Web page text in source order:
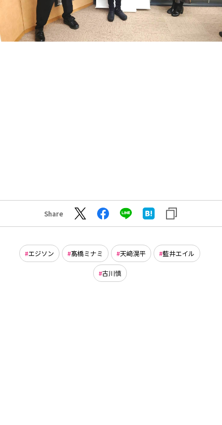
Share
エジソン 髙橋ミナミ 天﨑滉平 藍井エイル
古川慎